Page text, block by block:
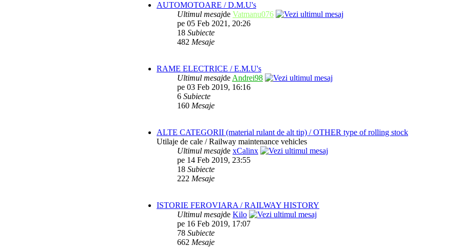
AUTOMOTOARE / D.M.U's
Ultimul mesajde Vatmanu076
pe 05 Feb 2021, 20:26
18 Subiecte
482 Mesaje
RAME ELECTRICE / E.M.U's
Ultimul mesajde Andrei98
pe 03 Feb 2019, 16:16
6 Subiecte
160 Mesaje
ALTE CATEGORII (material rulant de alt tip) / OTHER type of rolling stock
Utilaje de cale / Railway maintenance vehicles
Ultimul mesajde xCalinx
pe 14 Feb 2019, 23:55
18 Subiecte
222 Mesaje
ISTORIE FEROVIARA / RAILWAY HISTORY
Ultimul mesajde Kilo
pe 16 Feb 2019, 17:07
78 Subiecte
662 Mesaje